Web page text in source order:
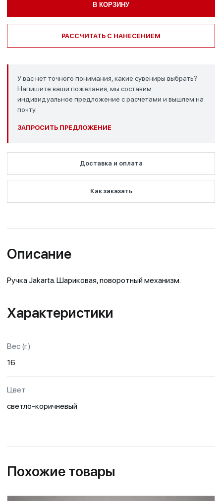
В КОРЗИНУ
РАССЧИТАТЬ С НАНЕСЕНИЕМ
У вас нет точного понимания, какие сувениры выбрать?
Напишите ваши пожелания, мы составим
индивидуальное предложение с расчетами и вышлем на
почту.
ЗАПРОСИТЬ ПРЕДЛОЖЕНИЕ
Доставка и оплата
Как заказать
Описание
Ручка Jakarta. Шариковая, поворотный механизм.
Характеристики
Вес (г)
16
Цвет
светло-коричневый
Похожие товары